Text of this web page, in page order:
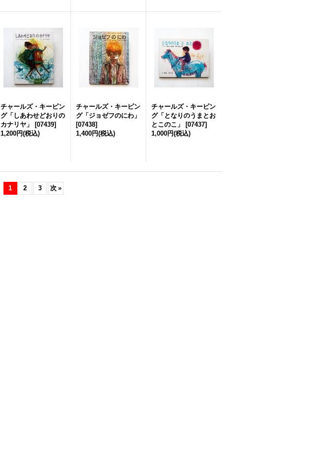
チャールズ・キーピン
グ「しあわせどおりの
カナリヤ」
[07439]
1,200円(税込)
チャールズ・キーピン
グ「ジョゼフのにわ」
[07438]
1,400円(税込)
チャールズ・キーピン
グ「となりのうまとお
とこのこ」
[07437]
1,000円(税込)
1 2 3 次 »